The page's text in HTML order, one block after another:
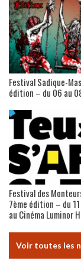
Festival Sadique-
édition – du 06 au
Festival des
7ème édition – du
au Cinéma Luminor
Voir toutes les